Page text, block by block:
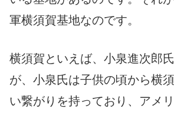
軍横須賀基地なのです。
横須賀といえば、小泉進次郎
が、小泉氏は子供の頃から横
い繋がりを持っており、アメ